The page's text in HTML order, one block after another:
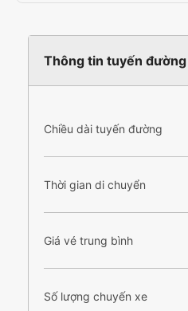
Thông tin tuyến đường
Chiều dài tuyến đường
Thời gian di chuyển
Giá vé trung bình
Số lượng chuyến xe